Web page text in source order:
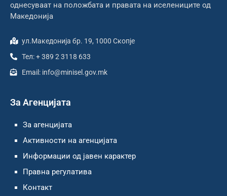
однесуваат на положбата и правата на иселениците од
Македонија
ул.Македонија бр. 19, 1000 Скопје
Тел: + 389 2 3118 633
Email: info@minisel.gov.mk
За Агенцијата
За агенцијата
Активности на агенцијата
Информации од јавен карактер
Правна регулатива
Контакт